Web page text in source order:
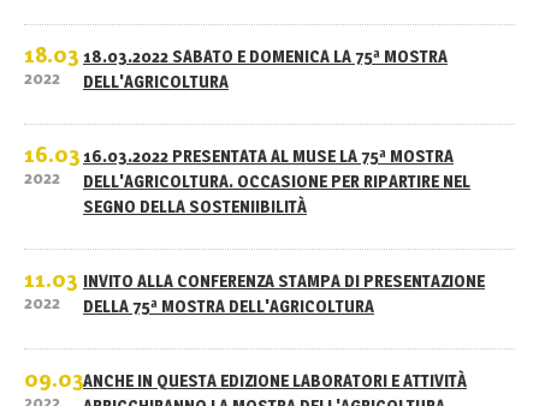
18.03
2022
18.03.2022 SABATO E DOMENICA LA 75ª MOSTRA
DELL'AGRICOLTURA
16.03
2022
16.03.2022 PRESENTATA AL MUSE LA 75ª MOSTRA
DELL'AGRICOLTURA. OCCASIONE PER RIPARTIRE NEL
SEGNO DELLA SOSTENIIBILITÀ
11.03
2022
INVITO ALLA CONFERENZA STAMPA DI PRESENTAZIONE
DELLA 75ª MOSTRA DELL'AGRICOLTURA
09.03ANCHE IN QUESTA EDIZIONE LABORATORI E ATTIVITÀ